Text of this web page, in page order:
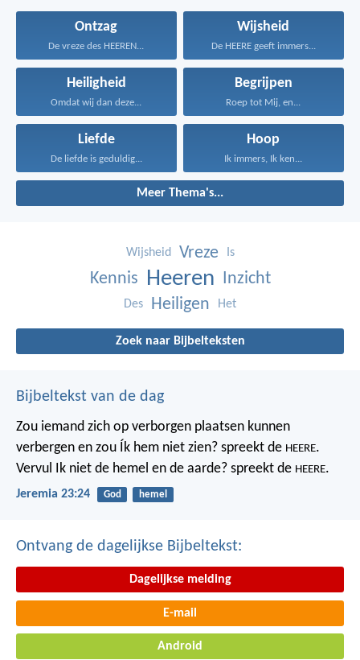
Ontzag
De vreze des HEEREN...
Wijsheid
De HEERE geeft immers...
Heiligheid
Omdat wij dan deze...
Begrijpen
Roep tot Mij, en...
Liefde
De liefde is geduldig...
Hoop
Ik immers, Ik ken...
Meer Thema's...
Wijsheid Vreze Is
Kennis Heeren Inzicht
Des Heiligen Het
Zoek naar Bijbelteksten
Bijbeltekst van de dag
Zou iemand zich op verborgen plaatsen kunnen
verbergen en zou Ík hem niet zien? spreekt de HEERE.
Vervul Ik niet de hemel en de aarde? spreekt de HEERE.
Jeremia 23:24 God hemel
Ontvang de dagelijkse Bijbeltekst:
Dagelijkse melding
E-mail
Android